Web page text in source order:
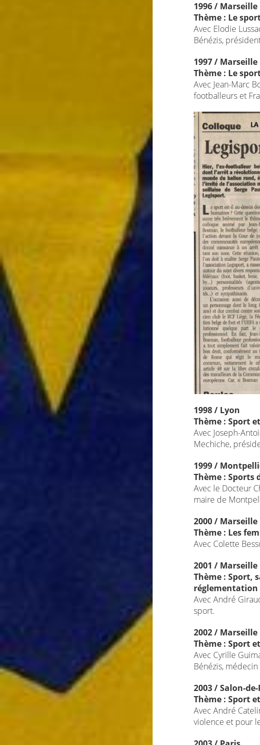
1996 / Marseille
Thème : Le
Avec Elodie
Bénézis,
1997 / Marseille
Thème : Le
Avec Jean-Marc
footballeurs et
1998 / Lyon
Thème : Sport
Avec Joseph-
Mechiche,
1999 /
Thème : Sports
Avec le Docteur
maire de
2000 / Marseille
Thème : Les
Avec Colette
2001 / Marseille
Thème : Sport,
réglementation
Avec André
sport.
2002 / Marseille
Thème : Sport
Avec Cyrille
Bénézis,
2003 / Salon-
Thème : Sport
Avec André
violence et pour